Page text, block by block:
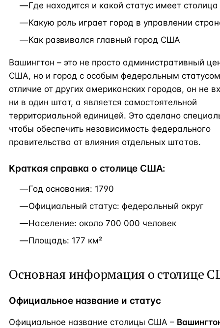
Где находится и какой статус имеет столица
Какую роль играет город в управлении
Как развивался главный город США
Вашингтон – это не просто административный
США, но и город с особым федеральным
отличие от других американских городов, он не
ни в один штат, а является самостоятельной
территориальной единицей. Это сделано
чтобы обеспечить независимость федерального
правительства от влияния отдельных штатов.
Краткая справка о столице США:
Год основания: 1790
Официальный статус: федеральный округ
Население: около 700 000 человек
Площадь: 177 км²
Основная информация о столице
Официальное название и статус
Официальное название столицы США –